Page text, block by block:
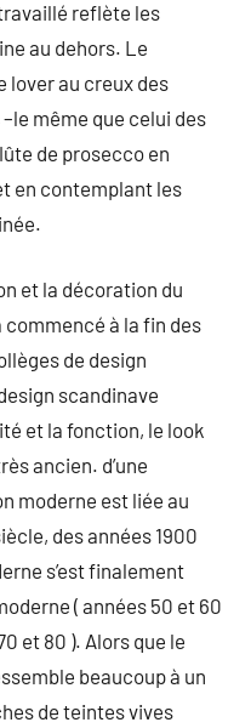
reflète les
au dehors. Le
lover au creux des
même que celui des
de prosecco en
en contemplant les
et la décoration du
à la fin des
de design
scandinave
et la fonction, le look
ancien. d’une
moderne est liée au
des années 1900
s’est finalement
( années 50 et 60
et 80 ). Alors que le
beaucoup à un
de teintes vives